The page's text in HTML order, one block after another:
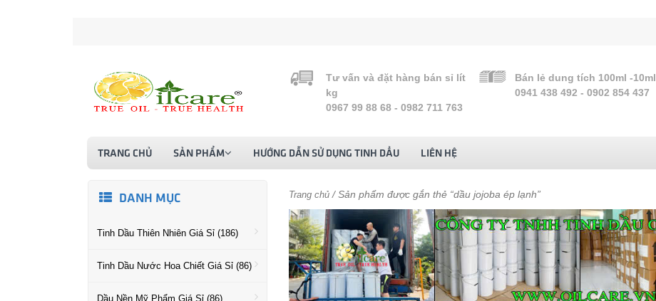
Tư vấn và đặt hàng bán sỉ lít
kg
0967 99 88 68 - 0982 711 763
Bán lẻ dung tích 100ml -10ml
0941 438 492 - 0902 854 437
TRANG CHỦ SẢN PHẨM HƯỚNG DẪN SỬ DỤNG TINH DẦU LIÊN HỆ
DANH MỤC
Tinh Dầu Thiên Nhiên Giá Sỉ (186)
Tinh Dầu Nước Hoa Chiết Giá Sỉ (86)
Dầu Nền Mỹ Phẩm Giá Sỉ (86)
Trang chủ / Sản phẩm được gắn thẻ “dầu jojoba ép lạnh”